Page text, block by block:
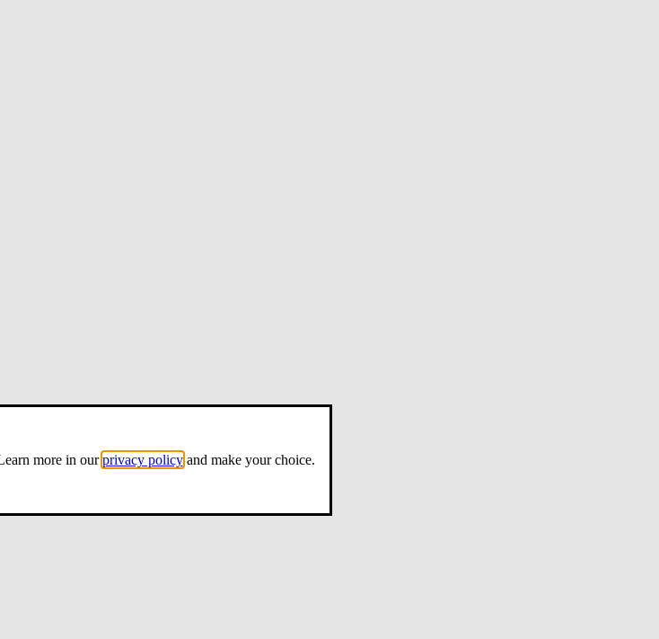
more in ourprivacy policyand make your choice.